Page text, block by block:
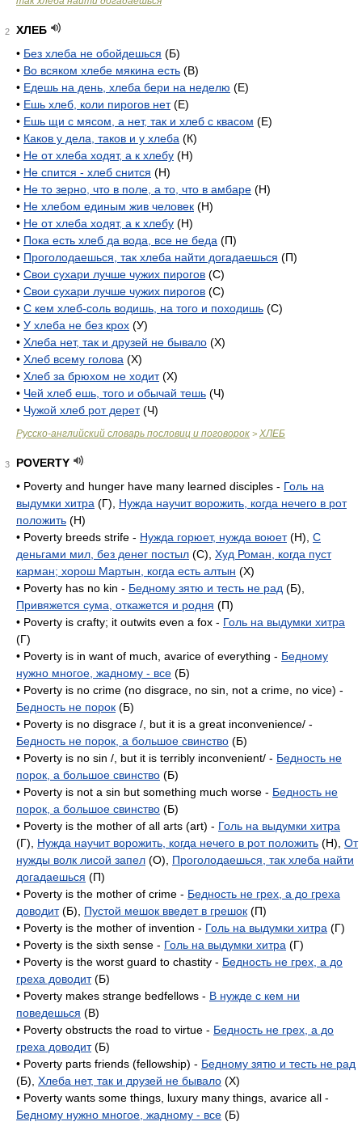
2
ХЛЕБ
• Без хлеба не обойдешься (Б)
• Во всяком хлебе мякина есть (В)
• Едешь на день, хлеба бери на неделю (Е)
• Ешь хлеб, коли пирогов нет(Е)
• Ешь щи с мясом, а нет, так и хлеб с квасом (Е)
• Каков у дела, таков и у хлеба (К)
• Не от хлеба ходят, а к хлебу (Н)
• Не спится - хлеб снится (Н)
• Не то зерно, что в поле, а то, что в амбаре (Н)
• Не хлебом единым жив человек (Н)
• Не от хлеба ходят, а к хлебу (Н)
• Пока есть хлеб да вода, все не беда (П)
• Проголодаешься, так хлеба найти догадаешься (П)
• Свои сухари лучше чужих пирогов (С)
• Свои сухари лучше чужих пирогов (С)
• С кем хлеб-соль водишь, на того и походишь (С)
• У хлеба не без крох (У)
• Хлеба нет, так и друзей не бывало (X)
• Хлеб всему голова (X)
• Хлеб за брюхом не ходит(X)
• Чей хлеб ешь, того и обычай тешь (Ч)
• Чужой хлеб рот дерет(Ч)
Русско-английский словарь пословиц и поговорок > ХЛЕБ
3
POVERTY
• Poverty and hunger have many learned disciples - Голь на
выдумки хитра (Г), Нужда научит ворожить, когда нечего в рот
положить (H)
• Poverty breeds strife - Нужда горюет, нужда воюет(H), С
деньгами мил, без денег постыл (C), Худ Роман, когда пуст
карман; хорош Мартын, когда есть алтын (X)
• Poverty has no kin - Бедному зятю и тесть не рад (Б),
Привяжется сума, откажется и родня (П)
• Poverty is crafty; it outwits even a fox - Голь на выдумки хитра
(Г)
• Poverty is in want of much, avarice of everything - Бедному
нужно многое, жадному - все (Б)
• Poverty is no crime (no disgrace, no sin, not a crime, no vice) -
Бедность не порок (Б)
• Poverty is no disgrace /, but it is a great inconvenience/ -
Бедность не порок, а большое свинство (Б)
• Poverty is no sin /, but it is terribly inconvenient/ - Бедность не
порок, а большое свинство (Б)
• Poverty is not a sin but something much worse - Бедность не
порок, а большое свинство (Б)
• Poverty is the mother of all arts (art) - Голь на выдумки хитра
(Г), Нужда научит ворожить, когда нечего в рот положить (H), От
нужды волк лисой запел (O), Проголодаешься, так хлеба найти
догадаешься (П)
• Poverty is the mother of crime - Бедность не грех, а до греха
доводит(Б), Пустой мешок введет в грешок (П)
• Poverty is the mother of invention - Голь на выдумки хитра (Г)
• Poverty is the sixth sense - Голь на выдумки хитра (Г)
• Poverty is the worst guard to chastity - Бедность не грех, а до
греха доводит(Б)
• Poverty makes strange bedfellows - В нужде с кем ни
поведешься (B)
• Poverty obstructs the road to virtue - Бедность не грех, а до
греха доводит(Б)
• Poverty parts friends (fellowship) - Бедному зятю и тесть не рад
(Б), Хлеба нет, так и друзей не бывало (X)
• Poverty wants some things, luxury many things, avarice all -
Бедному нужно многое, жадному - все (Б)